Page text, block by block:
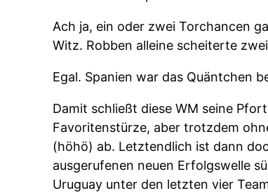
Ach ja, ein oder zwei Torchancen
Witz. Robben alleine scheiterte
Egal. Spanien war das Quäntchen
Damit schließt diese WM seine
Favoritenstürze, aber trotzdem
(höhö) ab. Letztendlich ist dann
ausgerufenen neuen Erfolgswelle
Uruguay unter den letzten vier